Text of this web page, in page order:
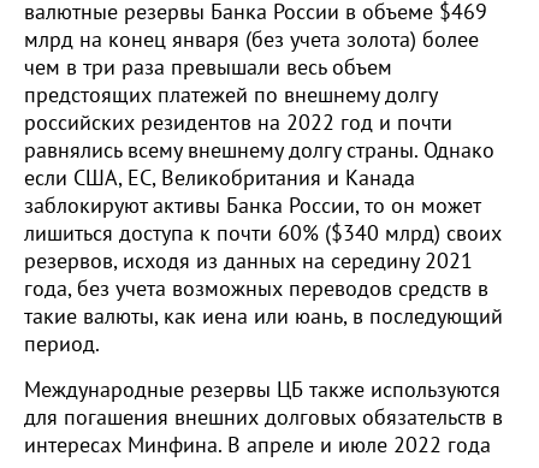
валютные резервы Банка России в объеме $469
млрд на конец января (без учета золота) более
чем в три раза превышали весь объем
предстоящих платежей по внешнему долгу
российских резидентов на 2022 год и почти
равнялись всему внешнему долгу страны. Однако
если США, ЕС, Великобритания и Канада
заблокируют активы Банка России, то он может
лишиться доступа к почти 60% ($340 млрд) своих
резервов, исходя из данных на середину 2021
года, без учета возможных переводов средств в
такие валюты, как иена или юань, в последующий
период.
Международные резервы ЦБ также используются
для погашения внешних долговых обязательств в
интересах Минфина. В апреле и июле 2022 года